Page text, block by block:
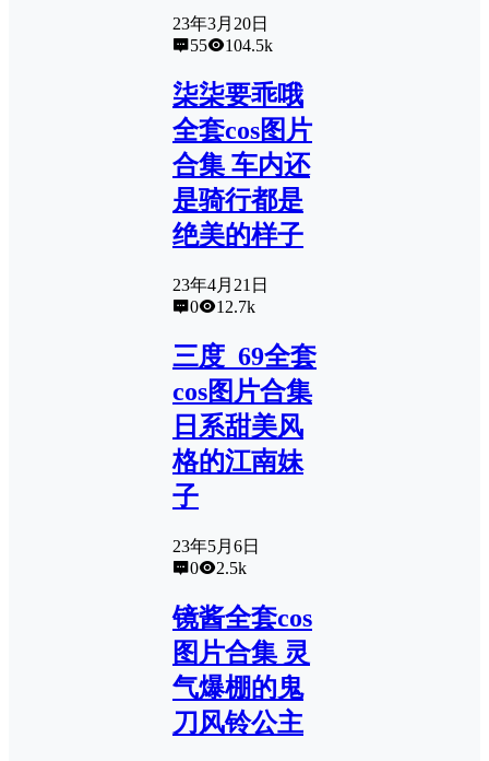
23年3月20日
55
104.5k
柒柒要乖哦
全套cos图片
合集 车内还
是骑行都是
绝美的样子
23年4月21日
0
12.7k
三度_69全套
cos图片合集
日系甜美风
格的江南妹
子
23年5月6日
0
2.5k
镜酱全套cos
图片合集 灵
气爆棚的鬼
刀风铃公主